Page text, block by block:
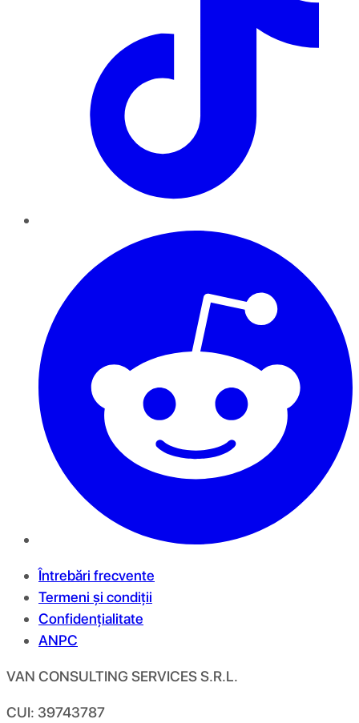
Întrebări frecvente
Termeni și condiții
Confidențialitate
ANPC
VAN CONSULTING SERVICES S.R.L.
CUI: 39743787